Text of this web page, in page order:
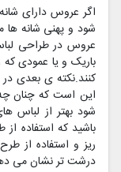
اگر عروس دارای
شود و پهنی شانه
عروس در طراحی
باریک و یا عمودی که
کنند.نکته ی بعدی در
این است که چنان
شود بهتر از لباس
باشید که استفاده
ریز و استفاده از
درشت تر نشان می